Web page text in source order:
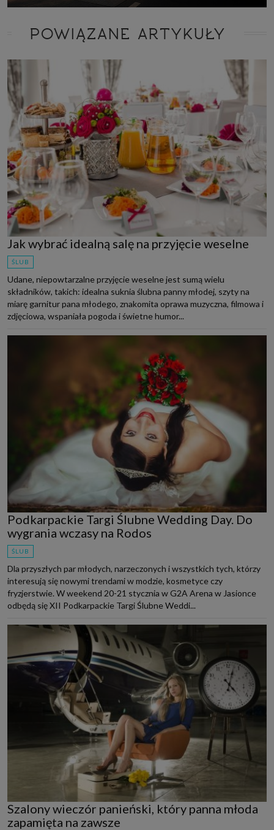
POWIĄZANE ARTYKUŁY
Jak wybrać idealną salę na przyjęcie weselne
ŚLUB
Udane, niepowtarzalne przyjęcie weselne jest sumą wielu
składników, takich: idealna suknia ślubna panny młodej, szyty na
miarę garnitur pana młodego, znakomita oprawa muzyczna, filmowa i
zdjęciowa, wspaniała pogoda i świetne humor...
Podkarpackie Targi Ślubne Wedding Day. Do
wygrania wczasy na Rodos
ŚLUB
Dla przyszłych par młodych, narzeczonych i wszystkich tych, którzy
interesują się nowymi trendami w modzie, kosmetyce czy
fryzjerstwie. W weekend 20-21 stycznia w G2A Arena w Jasionce
odbędą się XII Podkarpackie Targi Ślubne Weddi...
Szalony wieczór panieński, który panna młoda
zapamięta na zawsze